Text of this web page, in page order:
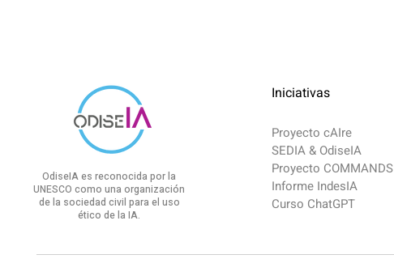
OdiseIA es reconocida por la
UNESCO como una organización
de la sociedad civil para el uso
ético de la IA.
Iniciativas
Proyecto cAIre
SEDIA & OdiseIA
Proyecto COMMANDS
Informe IndesIA
Curso ChatGPT